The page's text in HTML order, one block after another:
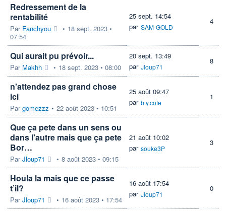
Redressement de la
rentabilité
Par Fanchyou • 18 sept. 2023 •
07:54
25 sept. 14:54
par SAM-GOLD
4
Qui aurait pu prévoir...
Par Makhh • 18 sept. 2023 • 08:00
20 sept. 13:49
par Jloup71
8
n'attendez pas grand chose
ici
Pargomezzz • 22 août 2023 • 10:51
25 août 09:47
par b.y.cote
1
Que ça pete dans un sens ou
dans l'autre mais que ça pete
Bor…
ParJloup71 • 8 août 2023 • 09:15
21 août 10:02
par souke3P
3
Houla la mais que ce passe
t’il?
ParJloup71 • 16 août 2023 • 17:54
16 août 17:54
par Jloup71
0